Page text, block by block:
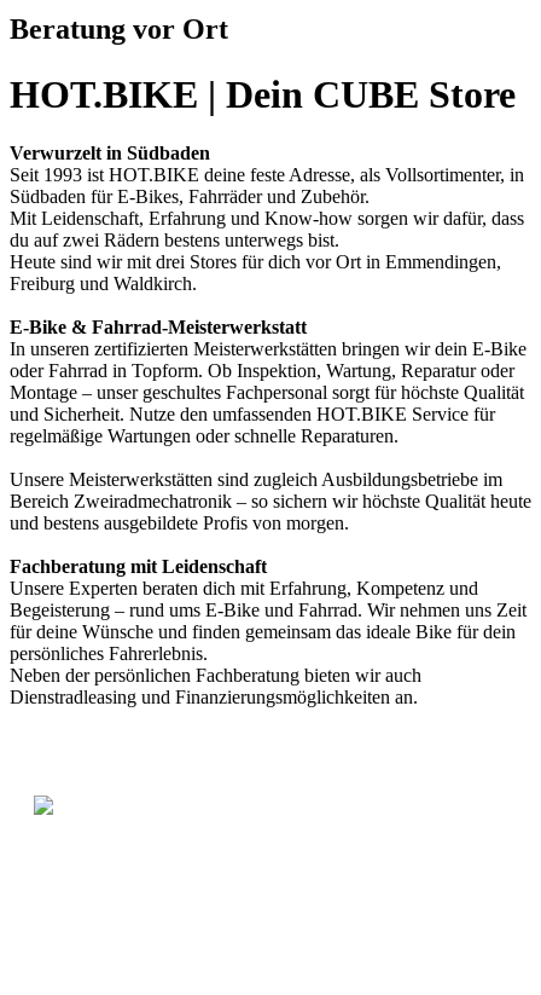
Beratung vor Ort
HOT.BIKE | Dein CUBE Store
Verwurzelt in Südbaden
Seit 1993 ist HOT.BIKE deine feste Adresse, als Vollsortimenter, in
Südbaden für E-Bikes, Fahrräder und Zubehör.
Mit Leidenschaft, Erfahrung und Know-how sorgen wir dafür, dass
du auf zwei Rädern bestens unterwegs bist.
Heute sind wir mit drei Stores für dich vor Ort in Emmendingen,
Freiburg und Waldkirch.
E-Bike & Fahrrad-Meisterwerkstatt
In unseren zertifizierten Meisterwerkstätten bringen wir dein E-Bike
oder Fahrrad in Topform. Ob Inspektion, Wartung, Reparatur oder
Montage – unser geschultes Fachpersonal sorgt für höchste Qualität
und Sicherheit. Nutze den umfassenden HOT.BIKE Service für
regelmäßige Wartungen oder schnelle Reparaturen.
Unsere Meisterwerkstätten sind zugleich Ausbildungsbetriebe im
Bereich Zweiradmechatronik – so sichern wir höchste Qualität heute
und bestens ausgebildete Profis von morgen.
Fachberatung mit Leidenschaft
Unsere Experten beraten dich mit Erfahrung, Kompetenz und
Begeisterung – rund ums E-Bike und Fahrrad. Wir nehmen uns Zeit
für deine Wünsche und finden gemeinsam das ideale Bike für dein
persönliches Fahrerlebnis.
Neben der persönlichen Fachberatung bieten wir auch
Dienstradleasing und Finanzierungsmöglichkeiten an.